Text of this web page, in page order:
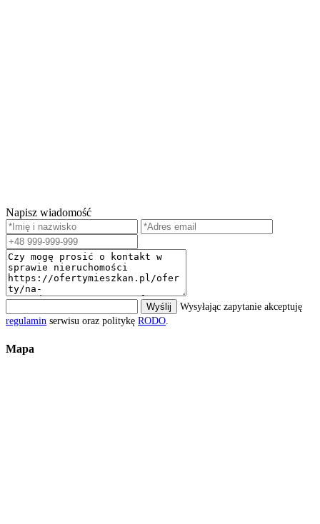
Napisz wiadomość
Wyślij
Wysyłając zapytanie akceptuję
regulamin serwisu oraz politykę RODO.
Mapa